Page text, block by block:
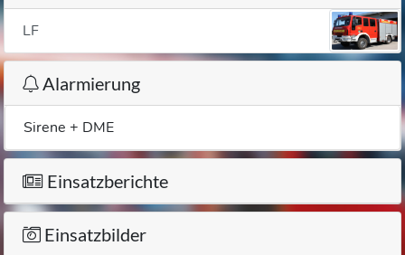
LF
Alarmierung
Sirene + DME
Einsatzberichte
Einsatzbilder